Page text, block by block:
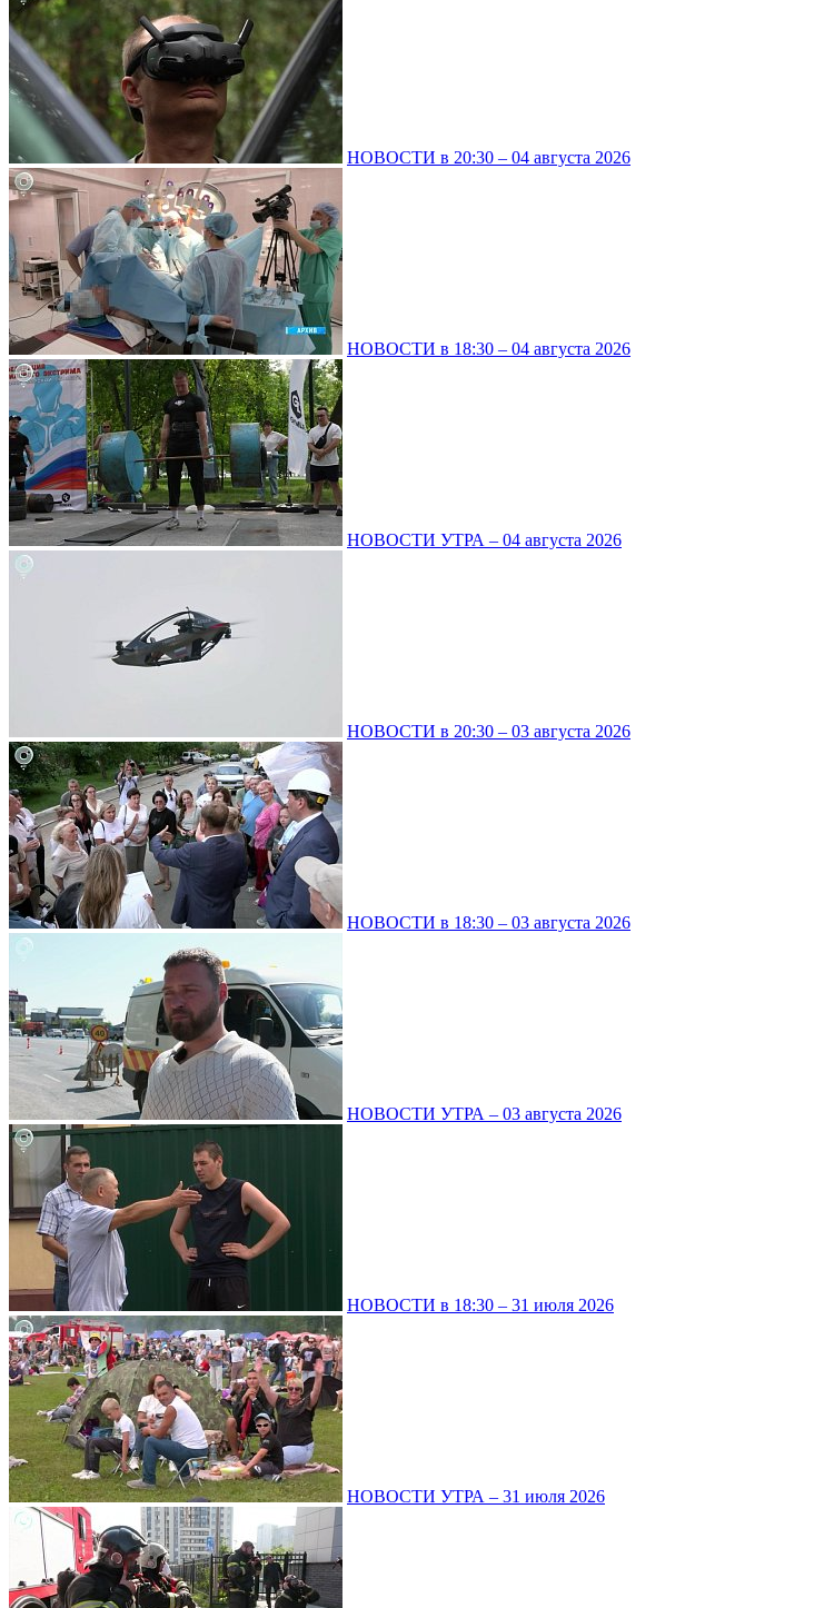
НОВОСТИ в 20:30 – 04 августа 2026
НОВОСТИ в 18:30 – 04 августа 2026
НОВОСТИ УТРА – 04 августа 2026
НОВОСТИ в 20:30 – 03 августа 2026
НОВОСТИ в 18:30 – 03 августа 2026
НОВОСТИ УТРА – 03 августа 2026
НОВОСТИ в 18:30 – 31 июля 2026
НОВОСТИ УТРА – 31 июля 2026